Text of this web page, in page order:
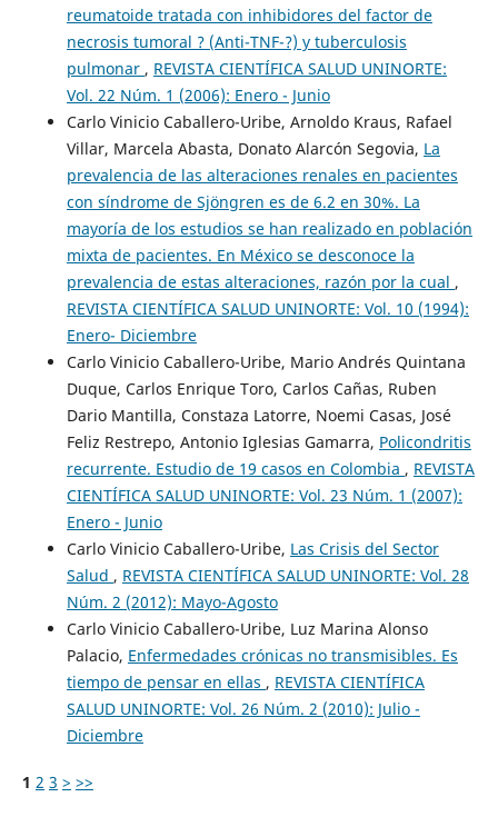
reumatoide tratada con inhibidores del factor de
necrosis tumoral ? (Anti-TNF-?) y tuberculosis
pulmonar , REVISTA CIENTÍFICA SALUD UNINORTE:
Vol. 22 Núm. 1 (2006): Enero - Junio
Carlo Vinicio Caballero-Uribe, Arnoldo Kraus, Rafael
Villar, Marcela Abasta, Donato Alarcón Segovia, La
prevalencia de las alteraciones renales en pacientes
con síndrome de Sjöngren es de 6.2 en 30%. La
mayoría de los estudios se han realizado en población
mixta de pacientes. En México se desconoce la
prevalencia de estas alteraciones, razón por la cual ,
REVISTA CIENTÍFICA SALUD UNINORTE: Vol. 10 (1994):
Enero- Diciembre
Carlo Vinicio Caballero-Uribe, Mario Andrés Quintana
Duque, Carlos Enrique Toro, Carlos Cañas, Ruben
Dario Mantilla, Constaza Latorre, Noemi Casas, José
Feliz Restrepo, Antonio Iglesias Gamarra, Policondritis
recurrente. Estudio de 19 casos en Colombia , REVISTA
CIENTÍFICA SALUD UNINORTE: Vol. 23 Núm. 1 (2007):
Enero - Junio
Carlo Vinicio Caballero-Uribe, Las Crisis del Sector
Salud , REVISTA CIENTÍFICA SALUD UNINORTE: Vol. 28
Núm. 2 (2012): Mayo-Agosto
Carlo Vinicio Caballero-Uribe, Luz Marina Alonso
Palacio, Enfermedades crónicas no transmisibles. Es
tiempo de pensar en ellas , REVISTA CIENTÍFICA
SALUD UNINORTE: Vol. 26 Núm. 2 (2010): Julio -
Diciembre
1 2 3 > >>